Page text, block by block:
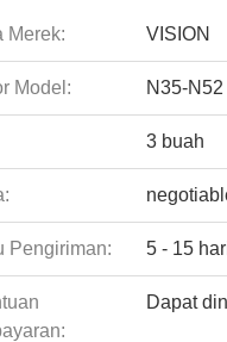
Merek: VISION
Model: N35-N52
3 buah
Pengiriman: 5 - 15
Dapat